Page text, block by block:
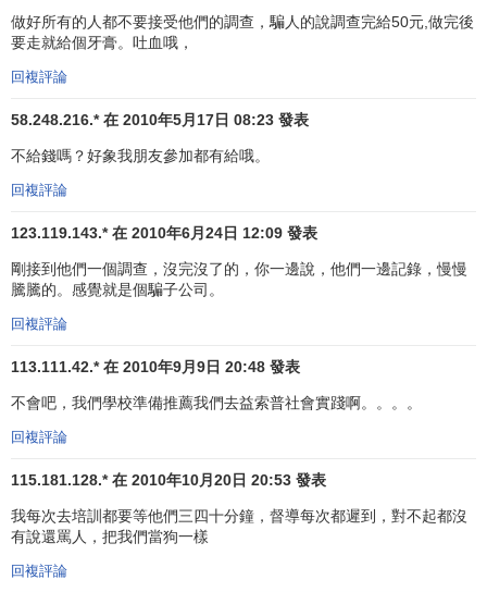
做好所有的人都不要接受他們的調查，騙人的說調查完給50元,做完後
要走就給個牙膏。吐血哦，
回複評論
58.248.216.* 在 2010年5月17日 08:23 發表
不給錢嗎？好象我朋友參加都有給哦。
回複評論
123.119.143.* 在 2010年6月24日 12:09 發表
剛接到他們一個調查，沒完沒了的，你一邊說，他們一邊記錄，慢慢
騰騰的。感覺就是個騙子公司。
回複評論
113.111.42.* 在 2010年9月9日 20:48 發表
不會吧，我們學校準備推薦我們去益索普社會實踐啊。。。。
回複評論
115.181.128.* 在 2010年10月20日 20:53 發表
我每次去培訓都要等他們三四十分鐘，督導每次都遲到，對不起都沒
有說還罵人，把我們當狗一樣
回複評論